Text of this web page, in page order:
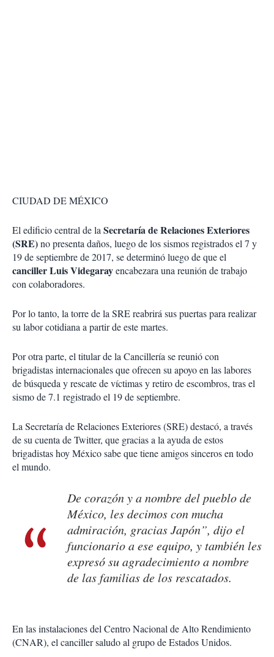
CIUDAD DE MÉXICO
El edificio central de laSecretaría de Relaciones Exteriores
(SRE)no presenta daños, luego de los sismos registrados el 7 y
19 de septiembre de 2017, se determinó luego de que el
canciller Luis Videgarayencabezara una reunión de trabajo
con colaboradores.
Por lo tanto, la torre de la SRE reabrirá sus puertas para realizar
su labor cotidiana a partir de este martes.
Por otra parte, el titular de la Cancillería se reunió con
brigadistas internacionales que ofrecen su apoyo en las labores
de búsqueda y rescate de víctimas y retiro de escombros, tras el
sismo de 7.1 registrado el 19 de septiembre.
La Secretaría de Relaciones Exteriores (SRE) destacó, a través
de su cuenta de Twitter, que gracias a la ayuda de estos
brigadistas hoy México sabe que tiene amigos sinceros en todo
el mundo.
De corazón y a nombre del pueblo de
México, les decimos con mucha
admiración, gracias Japón”, dijo el
funcionario a ese equipo, y también les
expresó su agradecimiento a nombre
de las familias de los rescatados.
En las instalaciones del Centro Nacional de Alto Rendimiento
(CNAR), el canciller saludo al grupo de Estados Unidos.